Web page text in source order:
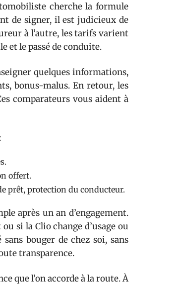
cherche la formule
de signer, il est judicieux de
à l’autre, les tarifs varient
et le passé de conduite.
quelques informations,
bonus-malus. En retour, les
comparateurs vous aident à
offert.
prêt, protection du conducteur.
après un an d’engagement.
si la Clio change d’usage ou
bouger de chez soi, sans
transparence.
que l’on accorde à la route. À